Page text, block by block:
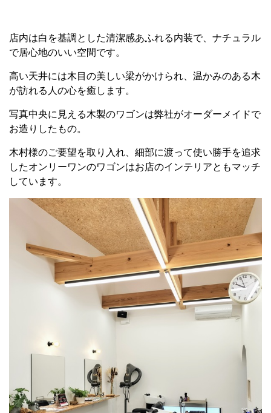
店内は白を基調とした清潔感あふれる内装で、ナチュラル
で居心地のいい空間です。
高い天井には木目の美しい梁がかけられ、温かみのある木
が訪れる人の心を癒します。
写真中央に見える木製のワゴンは弊社がオーダーメイドで
お造りしたもの。
木村様のご要望を取り入れ、細部に渡って使い勝手を追求
したオンリーワンのワゴンはお店のインテリアともマッチ
しています。